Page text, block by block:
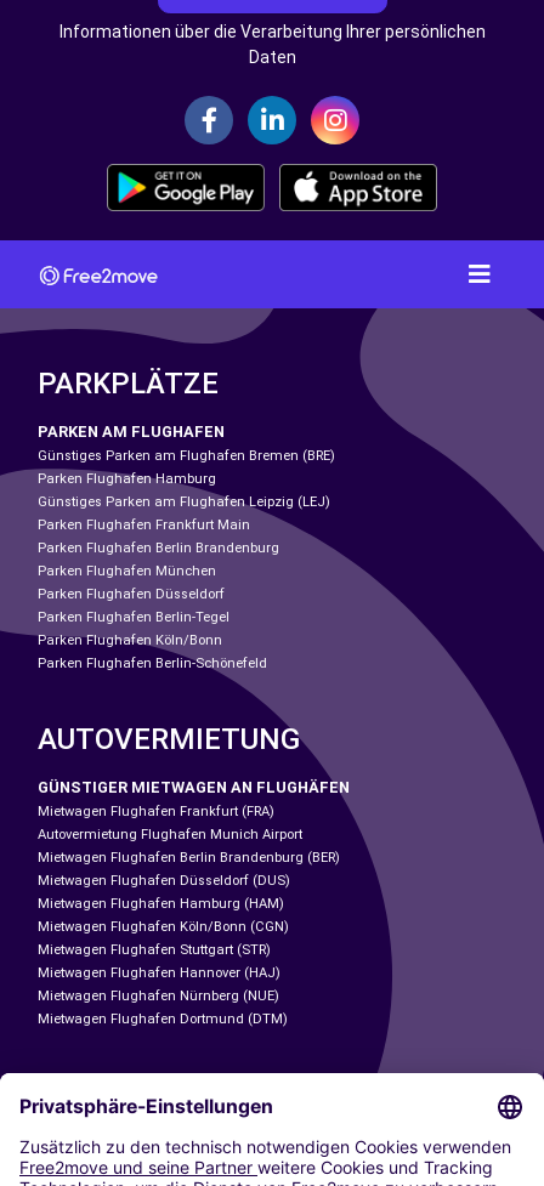
Informationen über die Verarbeitung Ihrer persönlichen
Daten
PARKPLÄTZE
PARKEN AM FLUGHAFEN
Günstiges Parken am Flughafen Bremen (BRE)
Parken Flughafen Hamburg
Günstiges Parken am Flughafen Leipzig (LEJ)
Parken Flughafen Frankfurt Main
Parken Flughafen Berlin Brandenburg
Parken Flughafen München
Parken Flughafen Düsseldorf
Parken Flughafen Berlin-Tegel
Parken Flughafen Köln/Bonn
Parken Flughafen Berlin-Schönefeld
AUTOVERMIETUNG
GÜNSTIGER MIETWAGEN AN FLUGHÄFEN
Mietwagen Flughafen Frankfurt (FRA)
Autovermietung Flughafen Munich Airport
Mietwagen Flughafen Berlin Brandenburg (BER)
Mietwagen Flughafen Düsseldorf (DUS)
Mietwagen Flughafen Hamburg (HAM)
Mietwagen Flughafen Köln/Bonn (CGN)
Mietwagen Flughafen Stuttgart (STR)
Mietwagen Flughafen Hannover (HAJ)
Mietwagen Flughafen Nürnberg (NUE)
Mietwagen Flughafen Dortmund (DTM)
CARSHARING
UNSERE STÄDTE
Paris